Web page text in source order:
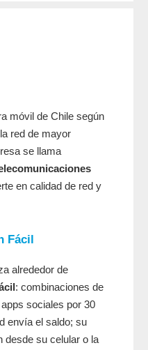
móvil de Chile según
red de mayor
se llama
en calidad de red y
Fácil
alrededor de
: combinaciones de
sociales por 30
envía el saldo; su
desde su celular o la